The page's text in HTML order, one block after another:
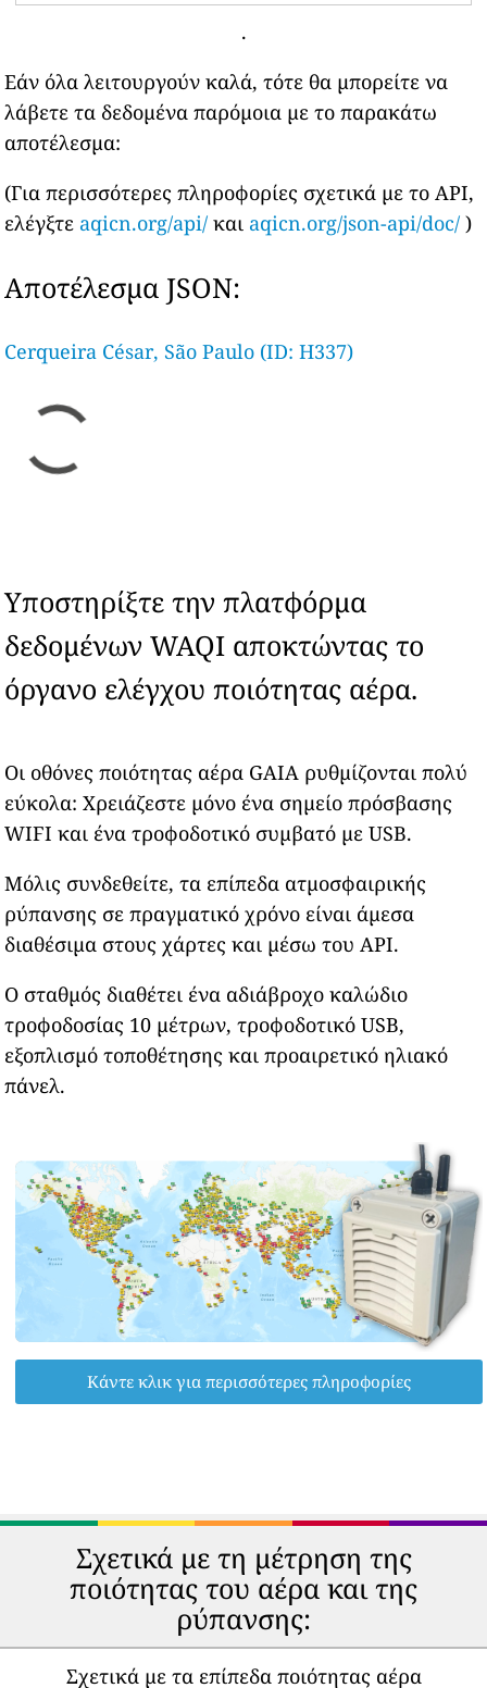
.
Εάν όλα λειτουργούν καλά, τότε θα μπορείτε να
λάβετε τα δεδομένα παρόμοια με το παρακάτω
αποτέλεσμα:
(Για περισσότερες πληροφορίες σχετικά με το API,
ελέγξτε aqicn.org/api/ και aqicn.org/json-api/doc/ )
Αποτέλεσμα JSON:
Cerqueira César, São Paulo (ID: H337)
Υποστηρίξτε την πλατφόρμα
δεδομένων WAQI αποκτώντας το
όργανο ελέγχου ποιότητας αέρα.
Οι οθόνες ποιότητας αέρα GAIA ρυθμίζονται πολύ
εύκολα: Χρειάζεστε μόνο ένα σημείο πρόσβασης
WIFI και ένα τροφοδοτικό συμβατό με USB.
Μόλις συνδεθείτε, τα επίπεδα ατμοσφαιρικής
ρύπανσης σε πραγματικό χρόνο είναι άμεσα
διαθέσιμα στους χάρτες και μέσω του API.
Ο σταθμός διαθέτει ένα αδιάβροχο καλώδιο
τροφοδοσίας 10 μέτρων, τροφοδοτικό USB,
εξοπλισμό τοποθέτησης και προαιρετικό ηλιακό
πάνελ.
Κάντε κλικ για περισσότερες πληροφορίες
Σχετικά με τη μέτρηση της
ποιότητας του αέρα και της
ρύπανσης:
Σχετικά με τα επίπεδα ποιότητας αέρα